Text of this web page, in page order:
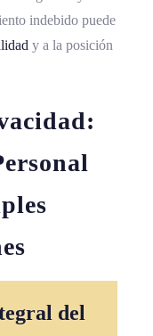
indebido puede
y a la posición
del